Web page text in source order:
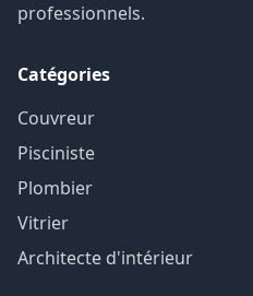
professionnels.
Catégories
Couvreur
Pisciniste
Plombier
Vitrier
Architecte d'intérieur